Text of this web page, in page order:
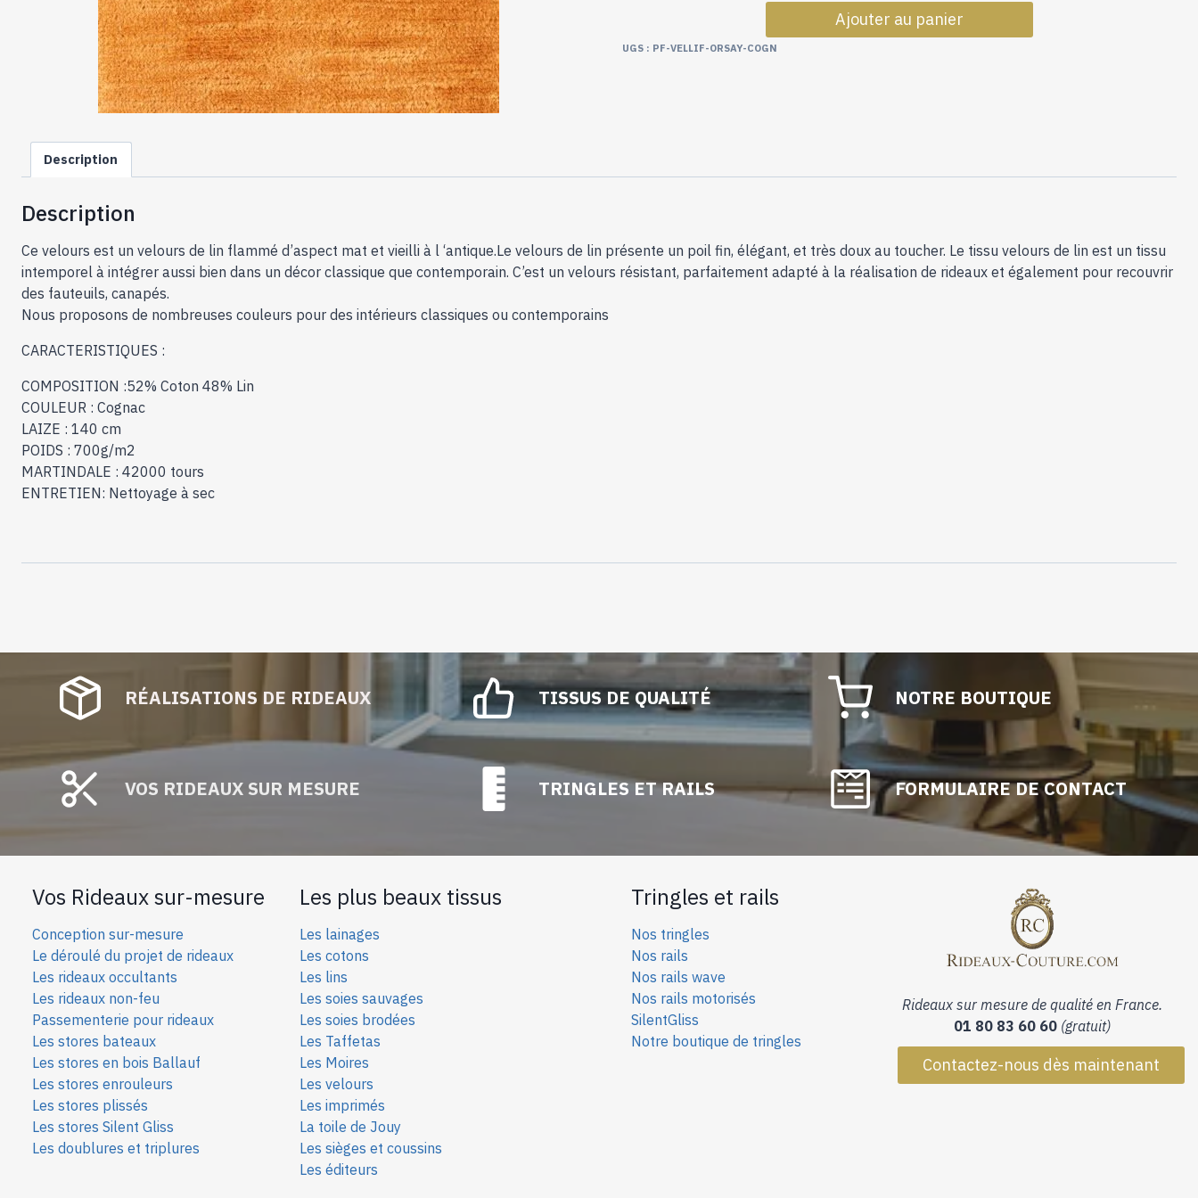
Velours
Ajouter au panier
UGS : PF-VELLIF-ORSAY-COGN
Description
Description
Ce velours est un velours de lin flammé d’aspect mat et vieilli à l ‘antique.Le velours de lin présente un poil fin, élégant, et très doux au toucher. Le tissu velours de lin est un tissu
intemporel à intégrer aussi bien dans un décor classique que contemporain. C’est un velours résistant, parfaitement adapté à la réalisation de rideaux et également pour recouvrir
des fauteuils, canapés.
Nous proposons de nombreuses couleurs pour des intérieurs classiques ou contemporains
CARACTERISTIQUES :
COMPOSITION :52% Coton 48% Lin
COULEUR : Cognac
LAIZE : 140 cm
POIDS : 700g/m2
MARTINDALE : 42000 tours
ENTRETIEN: Nettoyage à sec
RÉALISATIONS DE RIDEAUX
VOS RIDEAUX SUR MESURE
TISSUS DE QUALITÉ
TRINGLES ET RAILS
NOTRE BOUTIQUE
FORMULAIRE DE CONTACT
Vos Rideaux sur-mesure
Conception sur-mesure
Le déroulé du projet de rideaux
Les rideaux occultants
Les rideaux non-feu
Passementerie pour rideaux
Les stores bateaux
Les stores en bois Ballauf
Les stores enrouleurs
Les stores plissés
Les stores Silent Gliss
Les doublures et triplures
Les plus beaux tissus
Les lainages
Les cotons
Les lins
Les soies sauvages
Les soies brodées
Les Taffetas
Les Moires
Les velours
Les imprimés
La toile de Jouy
Les sièges et coussins
Les éditeurs
Tringles et rails
Nos tringles
Nos rails
Nos rails wave
Nos rails motorisés
SilentGliss
Notre boutique de tringles
Rideaux sur mesure de qualité en France.
01 80 83 60 60 (gratuit)
Contactez-nous dès maintenant